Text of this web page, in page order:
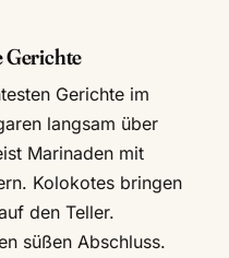
Gerichte
Gerichte im
langsam über
Marinaden mit
Kolokotes bringen
den Teller.
süßen Abschluss.